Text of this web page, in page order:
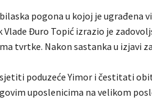
pogona u kojoj je ugrađena
Vlade Đuro Topić izrazio je
tvrtke. Nakon sastanka u izjavi
poduzeće Yimor i čestitati
uposlenicima na velikom